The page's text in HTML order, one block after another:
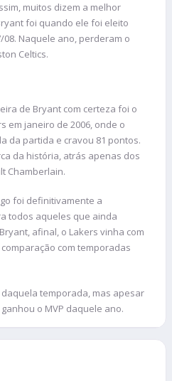
muitos dizem a melhor
foi quando ele foi eleito
08. Naquele ano, perderam o
Celtics.
de Bryant com certeza foi o
em janeiro de 2006, onde o
da partida e cravou 81 pontos.
da história, atrás apenas dos
Chamberlain.
foi definitivamente a
todos aqueles que ainda
afinal, o Lakers vinha com
com temporadas
temporada, mas apesar
o MVP daquele ano.